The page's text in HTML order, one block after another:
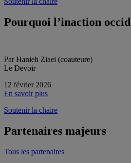
Pourquoi l’inaction
Par Hanieh Ziaei (coauteure)
Le Devoir
12 février 2026
En savoir plus
Soutenir la chaire
Partenaires majeurs
Tous les partenaires